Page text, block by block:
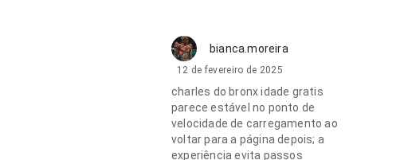
bianca.moreira
12 de fevereiro de 2025
charles do bronx idade gratis
parece estável no ponto de
velocidade de carregamento ao
voltar para a página depois; a
experiência evita passos